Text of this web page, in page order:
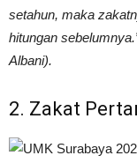
setahun, maka
hitungan
Albani).
2. Zakat